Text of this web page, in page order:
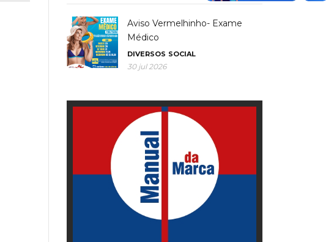
Aviso Vermelhinho- Exame
Médico
DIVERSOS SOCIAL
30 jul 2026